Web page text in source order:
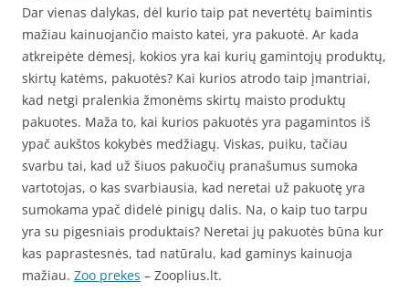
Dar vienas dalykas, dėl kurio taip pat nevertėtų baimintis
mažiau kainuojančio maisto katei, yra pakuotė. Ar kada
atkreipėte dėmesį, kokios yra kai kurių gamintojų produktų,
skirtų katėms, pakuotės? Kai kurios atrodo taip įmantriai,
kad netgi pralenkia žmonėms skirtų maisto produktų
pakuotes. Maža to, kai kurios pakuotės yra pagamintos iš
ypač aukštos kokybės medžiagų. Viskas, puiku, tačiau
svarbu tai, kad už šiuos pakuočių pranašumus sumoka
vartotojas, o kas svarbiausia, kad neretai už pakuotę yra
sumokama ypač didelė pinigų dalis. Na, o kaip tuo tarpu
yra su pigesniais produktais? Neretai jų pakuotės būna kur
kas paprastesnės, tad natūralu, kad gaminys kainuoja
mažiau. Zoo prekes – Zooplius.lt.